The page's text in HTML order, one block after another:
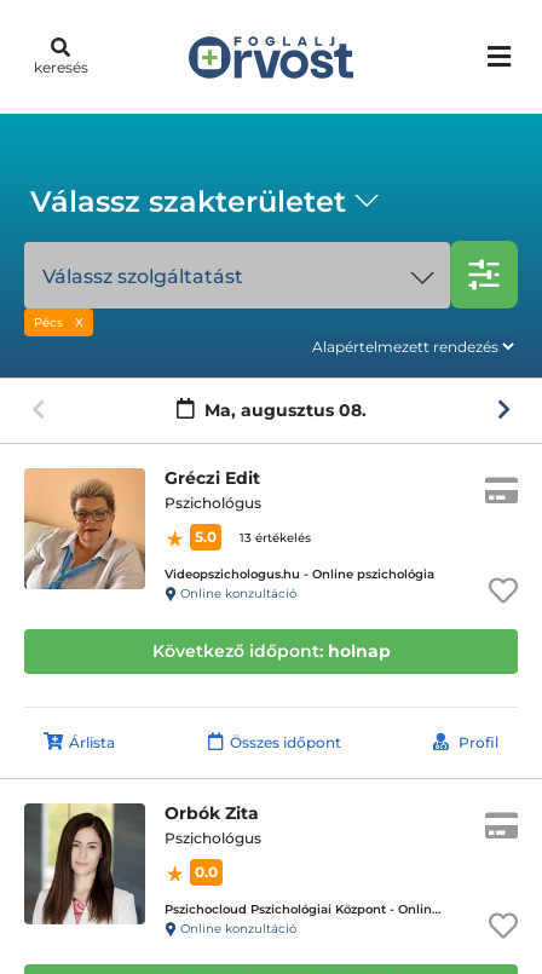
keresés
Válassz szakterületet
Válassz szolgáltatást
Pécs
Ma, augusztus 08.
Gréczi Edit
Pszichológus
5.0
13 értékelés
Videopszichologus.hu - Online pszichológia
Online konzultáció
Következő időpont: holnap
Árlista Összes időpont Profil
Orbók Zita
Pszichológus
0.0
Pszichocloud Pszichológiai Központ - Online ügyfélfogadás
Online konzultáció